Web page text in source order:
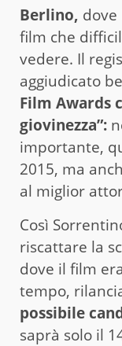
Berlino,
film che
vedere. Il
aggiudicato
Film Awards
giovinezza”:
importante,
2015, ma
al miglior
Così
riscattare la
dove il film
tempo,
possibile
saprà solo il